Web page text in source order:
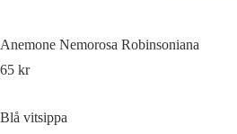
Anemone Nemorosa Robinsoniana
65 kr
Blå vitsippa